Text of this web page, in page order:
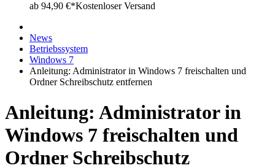
ab 94,90 €*Kostenloser Versand
News
Betriebssystem
Windows 7
Anleitung: Administrator in Windows 7 freischalten und
Ordner Schreibschutz entfernen
Anleitung: Administrator in
Windows 7 freischalten und
Ordner Schreibschutz